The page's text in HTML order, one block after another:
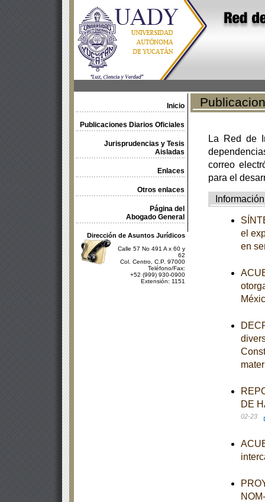
Inicio
Publicaciones Diarios Oficiales
Jurisprudencias y Tesis
Aisladas
Enlaces
Otros enlaces
Página del
Abogado General
Dirección de Asuntos Jurídicos
Calle 57 No 491 A x 60 y
62
Col. Centro, C.P. 97000
Teléfono/Fax:
+52 (999) 930-0900
Extensión: 1151
La Red de
correo
para el
Información
el
en
DE
02-23